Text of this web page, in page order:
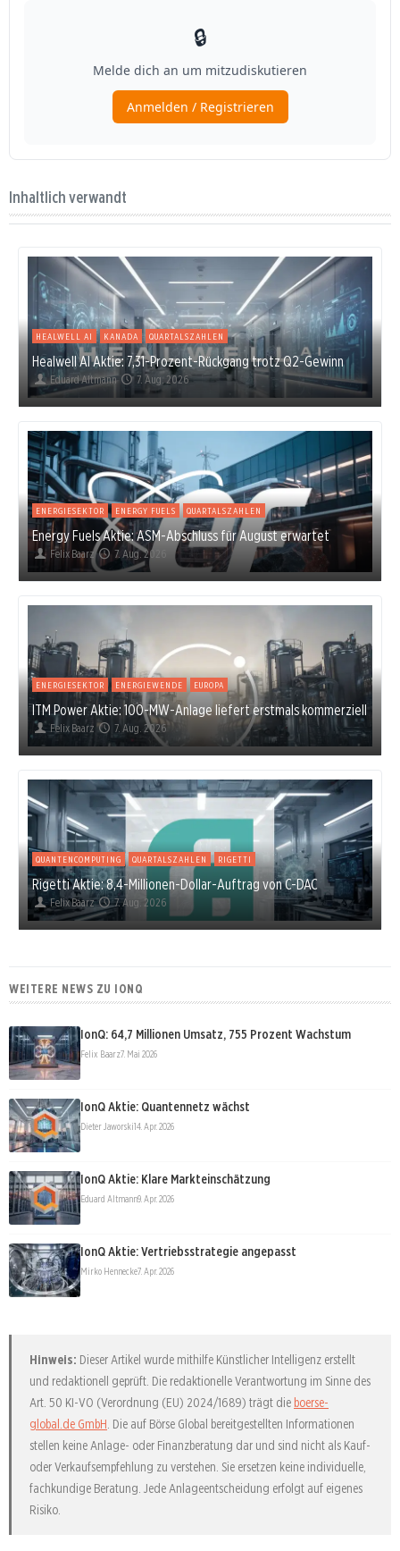
Inhaltlich verwandt
HEALWELL AI KANADA QUARTALSZAHLEN
Healwell AI Aktie: 7,31-Prozent-Rückgang trotz Q2-Gewinn
Eduard Altmann 7. Aug. 2026
ENERGIESEKTOR ENERGY FUELS QUARTALSZAHLEN
Energy Fuels Aktie: ASM-Abschluss für August erwartet
Felix Baarz 7. Aug. 2026
ENERGIESEKTOR ENERGIEWENDE EUROPA
ITM Power Aktie: 100-MW-Anlage liefert erstmals kommerziell
Felix Baarz 7. Aug. 2026
QUANTENCOMPUTING QUARTALSZAHLEN RIGETTI
Rigetti Aktie: 8,4-Millionen-Dollar-Auftrag von C-DAC
Felix Baarz 7. Aug. 2026
WEITERE NEWS ZU IONQ
IonQ: 64,7 Millionen Umsatz, 755 Prozent Wachstum
Felix Baarz7. Mai 2026
IonQ Aktie: Quantennetz wächst
Dieter Jaworski14. Apr. 2026
IonQ Aktie: Klare Markteinschätzung
Eduard Altmann9. Apr. 2026
IonQ Aktie: Vertriebsstrategie angepasst
Mirko Hennecke7. Apr. 2026
Hinweis: Dieser Artikel wurde mithilfe Künstlicher Intelligenz erstellt
und redaktionell geprüft. Die redaktionelle Verantwortung im Sinne des
Art. 50 KI-VO (Verordnung (EU) 2024/1689) trägt die boerse-
global.de GmbH. Die auf Börse Global bereitgestellten Informationen
stellen keine Anlage- oder Finanzberatung dar und sind nicht als Kauf-
oder Verkaufsempfehlung zu verstehen. Sie ersetzen keine individuelle,
fachkundige Beratung. Jede Anlageentscheidung erfolgt auf eigenes
Risiko.